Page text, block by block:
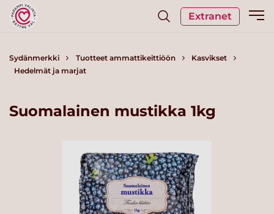
Extranet
Sydänmerkki Tuotteet ammattikeittiöön
Kasvikset
Hedelmät ja marjat
Suomalainen mustikka 1kg